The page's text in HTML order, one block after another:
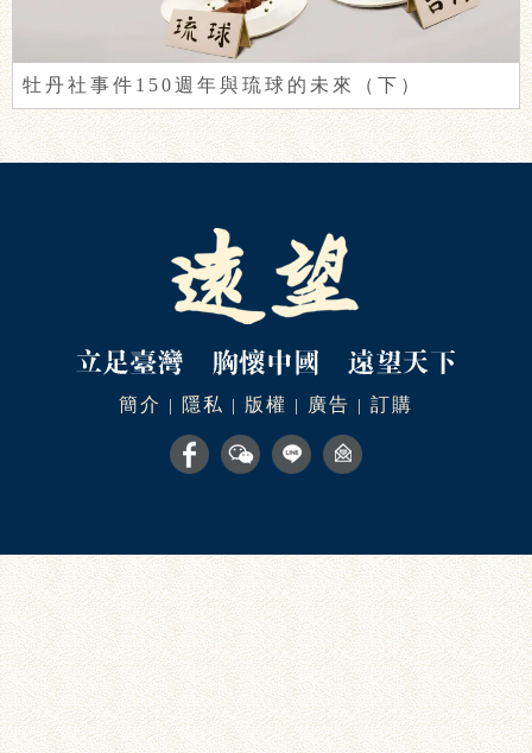
牡丹社事件150週年與琉球的未來（下）
簡介 | 隱私 | 版權 | 廣告 | 訂購